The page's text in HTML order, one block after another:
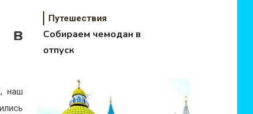
в
наш
Путешествия
Собираем чемодан в
отпуск